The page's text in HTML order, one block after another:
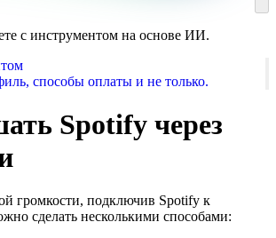
с инструментом на основе ИИ.
способы оплаты и не только.
Spotify через
громкости, подключив Spotify к
сделать несколькими способами: